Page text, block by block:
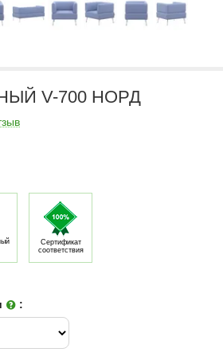
V-700 НОРД
Сертификат
соответствия
: